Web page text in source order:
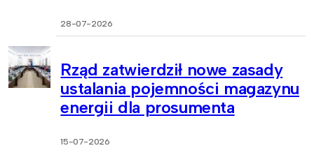
28-07-2026
Rząd zatwierdził nowe zasady
ustalania pojemności magazynu
energii dla prosumenta
15-07-2026